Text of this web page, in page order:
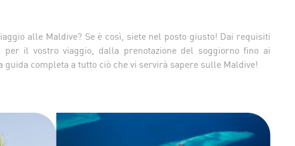
alle Maldive? Se è così, siete nel posto giusto! Dai requisiti
il vostro viaggio, dalla prenotazione del soggiorno fino ai
guida completa a tutto ciò che vi servirà sapere sulle Maldive!